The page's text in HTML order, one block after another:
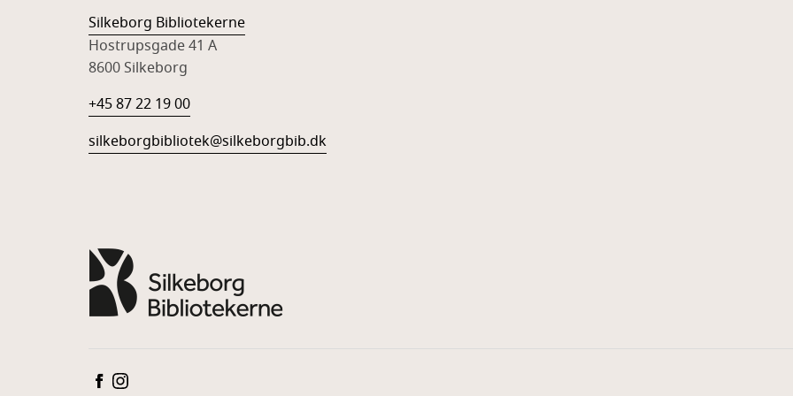
Silkeborg Bibliotekerne
Hostrupsgade 41 A
8600 Silkeborg
+45 87 22 19 00
silkeborgbibliotek@silkeborgbib.dk